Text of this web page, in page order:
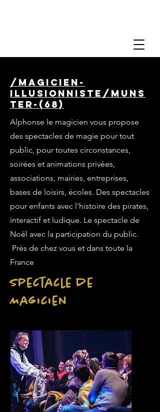
/magicien-
illusionniste/muns
ter-(68)
Alphonse le magicien vous propose
des spectacles de magie pour tout
public, pour toutes circonstances,
soirées et animations privées,
associations, mairies, entreprises,
bases de loisirs, écoles. Des spectacles
pour enfants avec l'histoire des pirates,
interactif et ludique. Le spectacle de
Noël avec la participation du public.
Près de chez vous et dans toute la
France
Spectacle de
Magicien